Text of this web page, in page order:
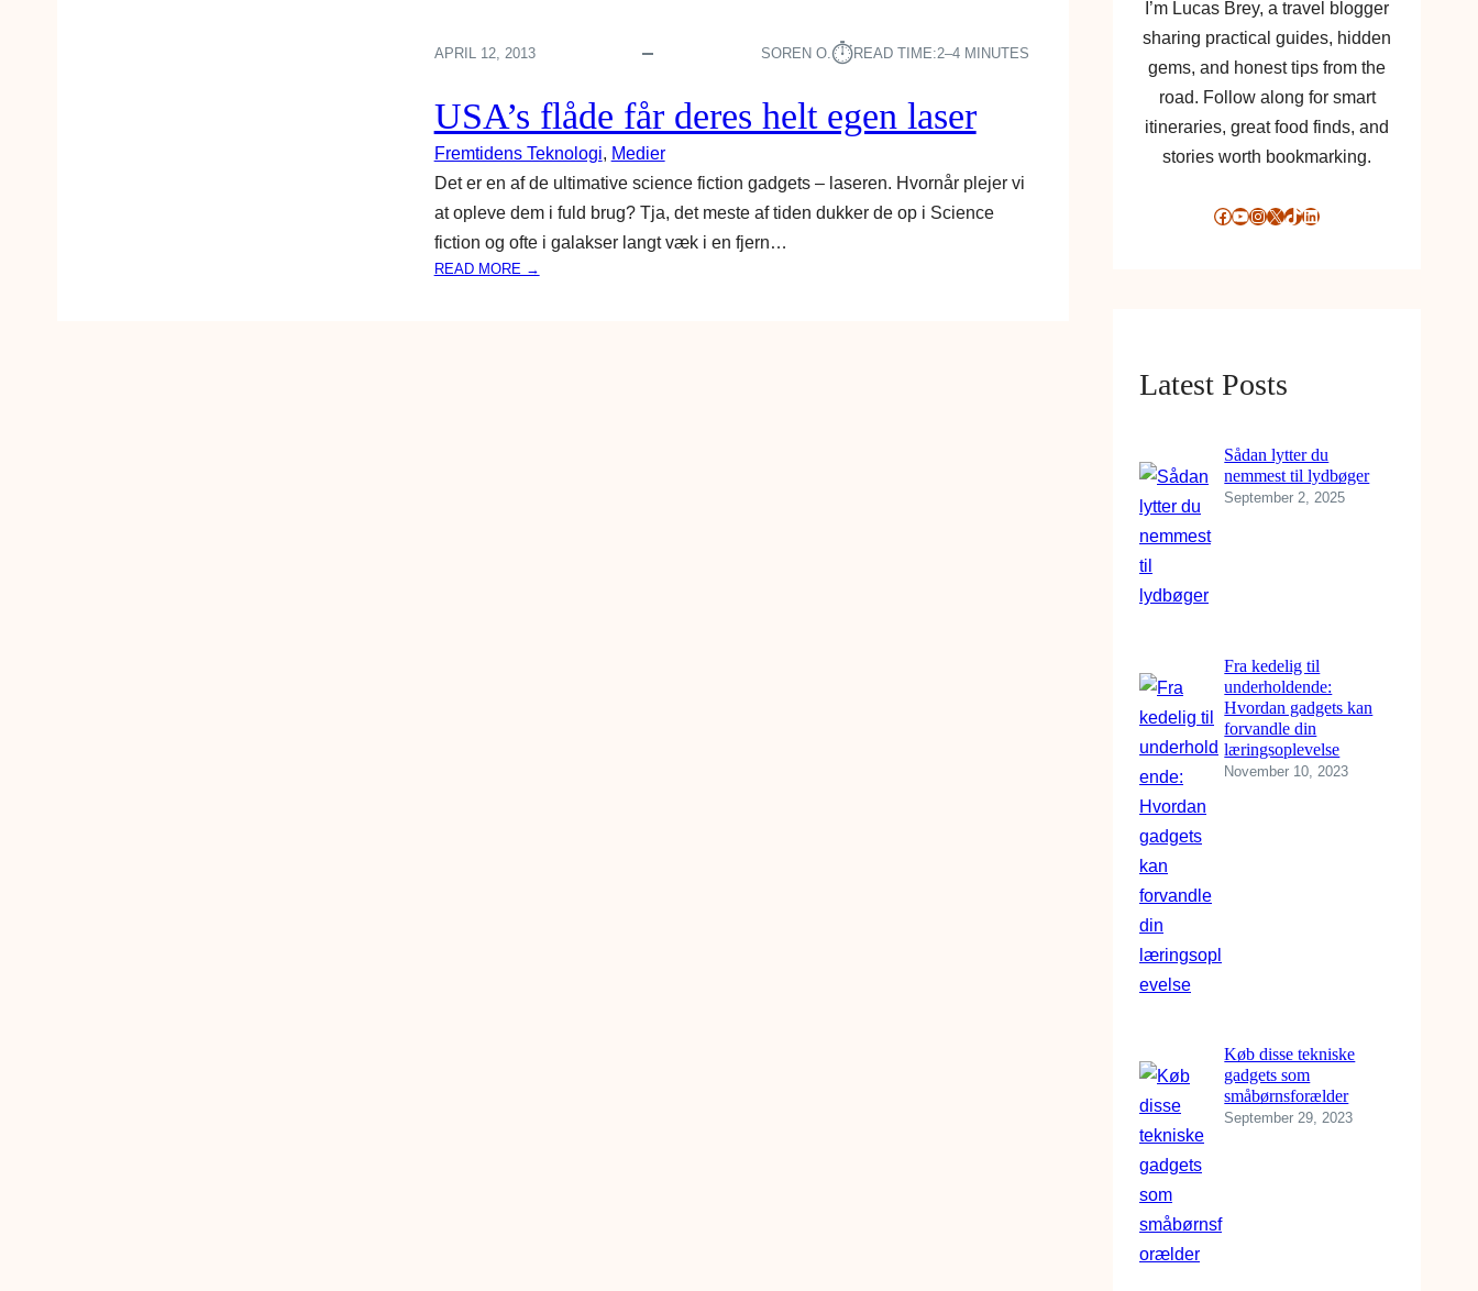
APRIL 12, 2013 SOREN O. ⏱︎READ TIME:2–4 MINUTES
USA’s flåde får deres helt egen laser
Fremtidens Teknologi, Medier
Det er en af de ultimative science fiction gadgets – laseren. Hvornår plejer vi
at opleve dem i fuld brug? Tja, det meste af tiden dukker de op i Science
fiction og ofte i galakser langt væk i en fjern…
READ MORE →
I’m Lucas Brey, a travel blogger
sharing practical guides, hidden
gems, and honest tips from the
road. Follow along for smart
itineraries, great food finds, and
stories worth bookmarking.
Facebook YouTube InstagramX TikTok LinkedIn
Latest Posts
Sådan lytter du
nemmest til lydbøger
September 2, 2025
Fra kedelig til
underholdende:
Hvordan gadgets kan
forvandle din
læringsoplevelse
November 10, 2023
Køb disse tekniske
gadgets som
småbørnsforælder
September 29, 2023